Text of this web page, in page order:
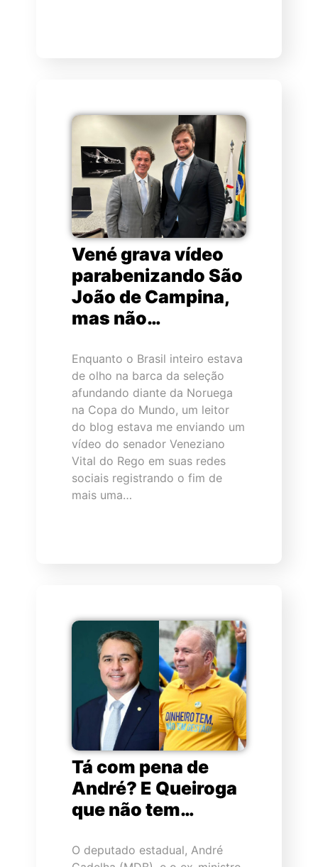
Vené grava vídeo
parabenizando São
João de Campina,
mas não…
Enquanto o Brasil inteiro estava
de olho na barca da seleção
afundando diante da Noruega
na Copa do Mundo, um leitor
do blog estava me enviando um
vídeo do senador Veneziano
Vital do Rego em suas redes
sociais registrando o fim de
mais uma…
Tá com pena de
André? E Queiroga
que não tem…
O deputado estadual, André